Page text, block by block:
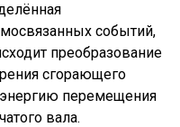
событий,
преобразование
сгорающего
перемещения
вала.